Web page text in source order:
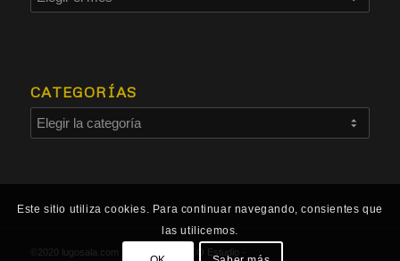
CATEGORÍAS
©2020 lugosala.com - Powered by HCO Estudio -
Este sitio utiliza cookies. Para continuar navegando, consientes que
las utilicemos.